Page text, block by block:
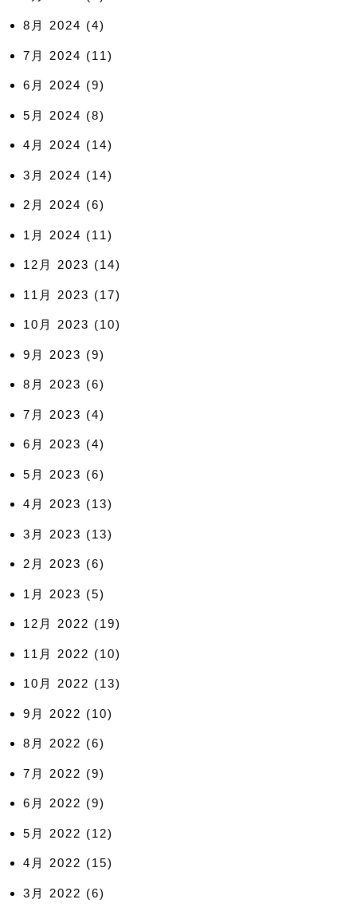
8月 2024 (4)
7月 2024 (11)
6月 2024 (9)
5月 2024 (8)
4月 2024 (14)
3月 2024 (14)
2月 2024 (6)
1月 2024 (11)
12月 2023 (14)
11月 2023 (17)
10月 2023 (10)
9月 2023 (9)
8月 2023 (6)
7月 2023 (4)
6月 2023 (4)
5月 2023 (6)
4月 2023 (13)
3月 2023 (13)
2月 2023 (6)
1月 2023 (5)
12月 2022 (19)
11月 2022 (10)
10月 2022 (13)
9月 2022 (10)
8月 2022 (6)
7月 2022 (9)
6月 2022 (9)
5月 2022 (12)
4月 2022 (15)
3月 2022 (6)